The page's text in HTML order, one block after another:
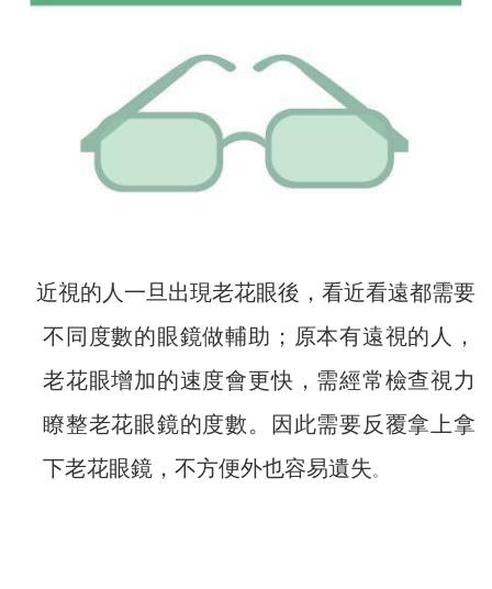
近視的人一旦出現老花眼後，看近看遠都需要
不同度數的眼鏡做輔助；原本有遠視的人，
老花眼增加的速度會更快，需經常檢查視力
瞭整老花眼鏡的度數。因此需要反覆拿上拿
下老花眼鏡，不方便外也容易遺失。